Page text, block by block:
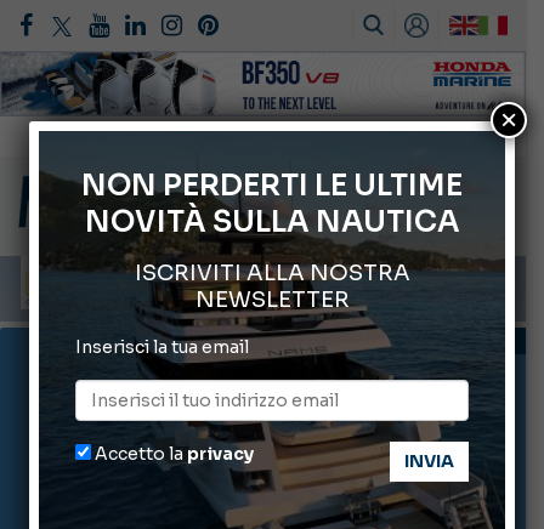
Gommoni Callegari acquisisce Geniuss
66° Salone Nautico Internazionale di Genova
Svelati i Mondiali di Wakeboard 2026
Cannes Yachting Festival 2026: tutte le novità attese a settembre
Montecristo Yachting, l’orologio per il diportista
AVVOCATO A BORDO
NON PERDERTI LE ULTIME
NOVITÀ SULLA NAUTICA
ISCRIVITI ALLA NOSTRA
NEWSLETTER
Inserisci la tua email
Accetto la privacy
×